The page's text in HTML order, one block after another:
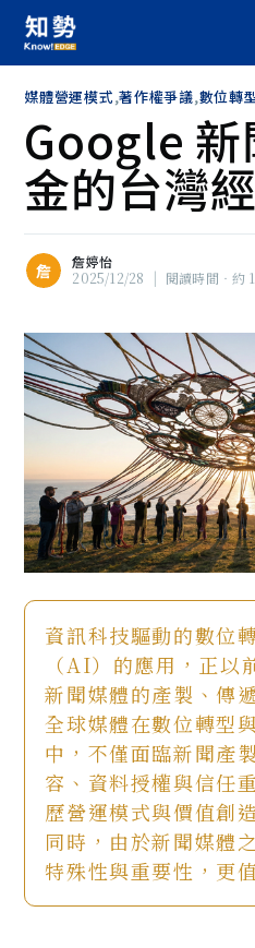
媒體營運模式,著作權爭議,數位轉
Google 新
金的台灣
詹
詹婷怡
2025/12/28
| 閱讀時間‧約
資訊科技驅動的數位
（AI）的應用，正以
新聞媒體的產製、傳
全球媒體在數位轉型
中，不僅面臨新聞產
容、資料授權與信任
歷營運模式與價值創
同時，由於新聞媒體
特殊性與重要性，更